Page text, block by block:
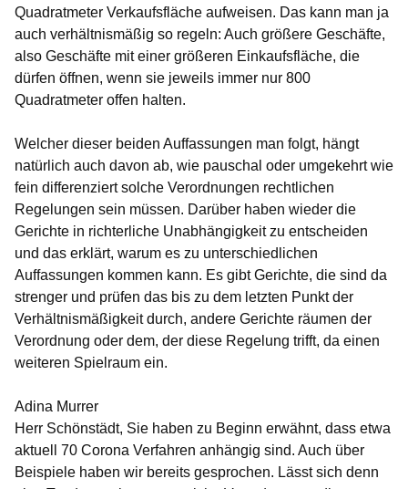
Quadratmeter Verkaufsfläche aufweisen. Das kann man ja
auch verhältnismäßig so regeln: Auch größere Geschäfte,
also Geschäfte mit einer größeren Einkaufsfläche, die
dürfen öffnen, wenn sie jeweils immer nur 800
Quadratmeter offen halten.
Welcher dieser beiden Auffassungen man folgt, hängt
natürlich auch davon ab, wie pauschal oder umgekehrt wie
fein differenziert solche Verordnungen rechtlichen
Regelungen sein müssen. Darüber haben wieder die
Gerichte in richterliche Unabhängigkeit zu entscheiden
und das erklärt, warum es zu unterschiedlichen
Auffassungen kommen kann. Es gibt Gerichte, die sind da
strenger und prüfen das bis zu dem letzten Punkt der
Verhältnismäßigkeit durch, andere Gerichte räumen der
Verordnung oder dem, der diese Regelung trifft, da einen
weiteren Spielraum ein.
Adina Murrer
Herr Schönstädt, Sie haben zu Beginn erwähnt, dass etwa
aktuell 70 Corona Verfahren anhängig sind. Auch über
Beispiele haben wir bereits gesprochen. Lässt sich denn